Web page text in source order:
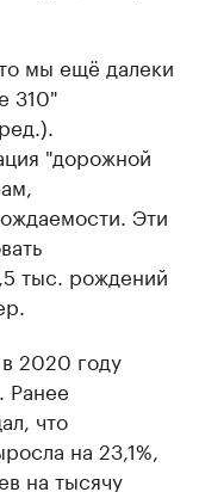
мы ещё далеки
310"
"дорожной
Эти
тыс. рождений
2020 году
Ранее
что
на 23,1%,
на тысячу